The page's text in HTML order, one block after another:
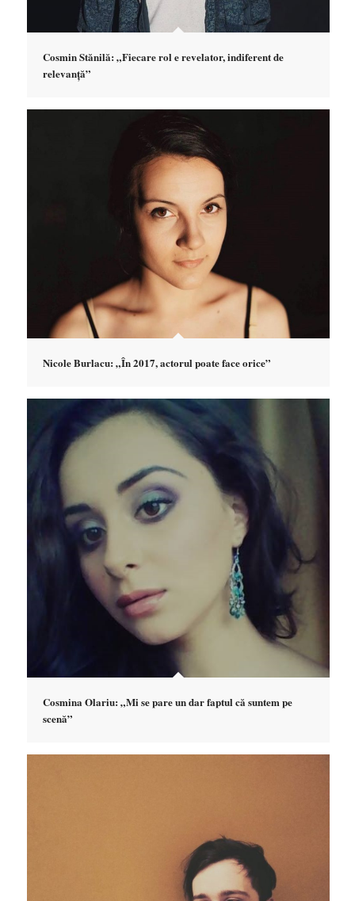
Cosmin Stănilă: „Fiecare rol e revelator, indiferent de
relevanță”
Nicole Burlacu: „În 2017, actorul poate face orice”
Cosmina Olariu: „Mi se pare un dar faptul că suntem pe
scenă”